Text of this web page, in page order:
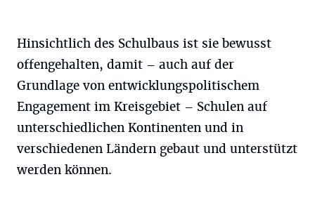
Hinsichtlich des Schulbaus ist sie bewusst
offengehalten, damit – auch auf der
Grundlage von entwicklungspolitischem
Engagement im Kreisgebiet – Schulen auf
unterschiedlichen Kontinenten und in
verschiedenen Ländern gebaut und unterstützt
werden können.